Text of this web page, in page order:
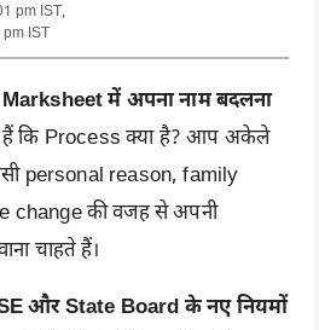
pm IST,
IST
Marksheet में अपना नाम बदलना
कि Process क्या है? आप अकेले
personal reason, family
change की वजह से अपनी
चाहते हैं।
और State Board के नए नियमों